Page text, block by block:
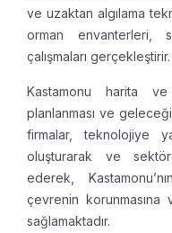
ve uzaktan algılama
orman envanterleri,
çalışmaları gerçekleştirir.
Kastamonu harita
planlanması ve
firmalar, teknolojiye
oluşturarak ve
ederek,
çevrenin korunmasına
sağlamaktadır.